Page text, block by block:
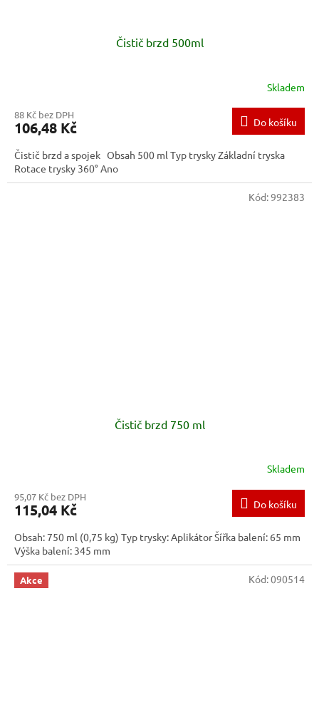
Čistič brzd 500ml
Skladem
88 Kč bez DPH
106,48 Kč Do košíku
Čistič brzd a spojek Obsah 500 ml Typ trysky Základní tryska
Rotace trysky 360° Ano
Čistič brzd 750 ml
Skladem
95,07 Kč bez DPH
115,04 Kč Do košíku
Obsah: 750 ml (0,75 kg) Typ trysky: Aplikátor Šířka balení: 65 mm
Výška balení: 345 mm
Kód:992383
Akce Kód:090514